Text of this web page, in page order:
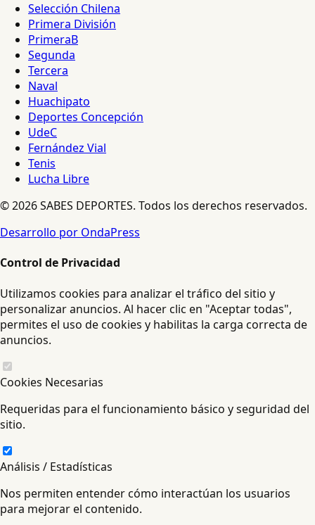
Selección Chilena
Primera División
PrimeraB
Segunda
Tercera
Naval
Huachipato
Deportes Concepción
UdeC
Fernández Vial
Tenis
Lucha Libre
© 2026 SABES DEPORTES. Todos los derechos reservados.
Desarrollo por OndaPress
Control de Privacidad
Utilizamos cookies para analizar el tráfico del sitio y
personalizar anuncios. Al hacer clic en "Aceptar todas",
permites el uso de cookies y habilitas la carga correcta de
anuncios.
Cookies Necesarias
Requeridas para el funcionamiento básico y seguridad del
sitio.
Análisis / Estadísticas
Nos permiten entender cómo interactúan los usuarios
para mejorar el contenido.